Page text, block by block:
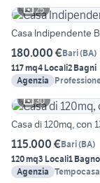
25
Casa Indipendente
180.000 €Bari(BA)
117 mq4 Locali2 Bagni
Agenzia
30
Casa di 120mq, con
115.000 €Bari(BA)
120 mq3 Locali1 Bagno
Agenzia